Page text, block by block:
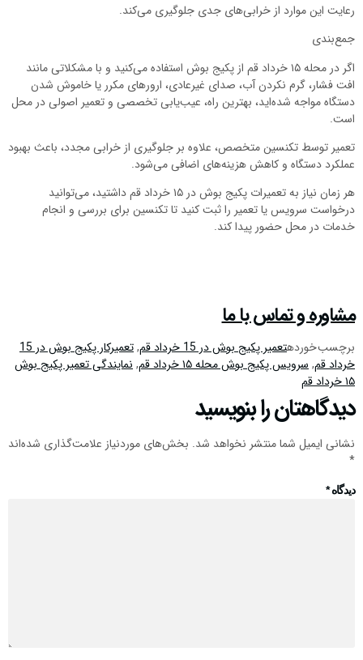
رعایت این موارد از خرابی‌های جدی جلوگیری می‌کند.
جمع‌بندی
اگر در محله ۱۵ خرداد قم از پکیج بوش استفاده می‌کنید و با مشکلاتی مانند
افت فشار، گرم نکردن آب، صدای غیرعادی، ارورهای مکرر یا خاموش شدن
دستگاه مواجه شده‌اید، بهترین راه، عیب‌یابی تخصصی و تعمیر اصولی در محل
است.
تعمیر توسط تکنسین متخصص، علاوه بر جلوگیری از خرابی مجدد، باعث بهبود
عملکرد دستگاه و کاهش هزینه‌های اضافی می‌شود.
هر زمان نیاز به تعمیرات پکیج بوش در ۱۵ خرداد قم داشتید، می‌توانید
درخواست سرویس یا تعمیر را ثبت کنید تا تکنسین برای بررسی و انجام
خدمات در محل حضور پیدا کند.
مشاوره و تماس با ما
برچسب خوردهتعمیر پکیج بوش در 15 خرداد قم ,
تعمیرکار پکیج بوش در 15
خرداد قم,سرویس پکیج بوش محله ۱۵ خرداد قم ,نمایندگی تعمیر پکیج بوش
۱۵ خرداد قم
دیدگاهتان را بنویسید
نشانی ایمیل شما منتشر نخواهد شد. بخش‌های موردنیاز علامت‌گذاری شده‌اند
*
دیدگاه*